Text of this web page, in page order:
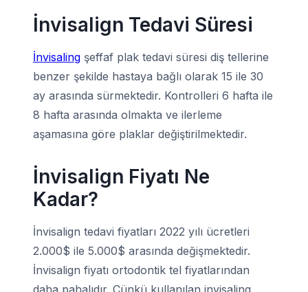
İnvisalign Tedavi Süresi
İnvisaling şeffaf plak tedavi süresi diş tellerine
benzer şekilde hastaya bağlı olarak 15 ile 30
ay arasında sürmektedir. Kontrolleri 6 hafta ile
8 hafta arasında olmakta ve ilerleme
aşamasına göre plaklar değiştirilmektedir.
İnvisalign Fiyatı Ne
Kadar?
İnvisalign tedavi fiyatları 2022 yılı ücretleri
2.000$ ile 5.000$ arasında değişmektedir.
İnvisalign fiyatı ortodontik tel fiyatlarından
daha pahalıdır. Çünkü kullanılan invisaling